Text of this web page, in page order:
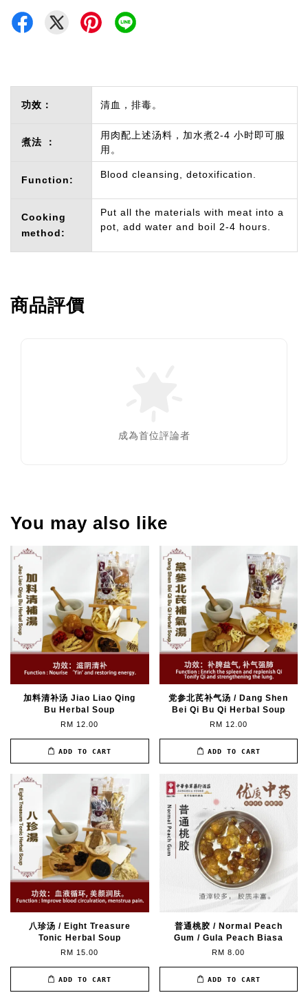
功效： 清血，排毒。
煮法 ：
用肉配上述汤料，加水煮2-4 小时即可服
用。
Function: Blood cleansing, detoxification.
Cooking
method:
Put all the materials with meat into a
pot, add water and boil 2-4 hours.
商品評價
成為首位評論者
You may also like
加料清补汤 Jiao Liao Qing
Bu Herbal Soup
RM 12.00
ADD TO CART
党参北芪补气汤 / Dang Shen
Bei Qi Bu Qi Herbal Soup
RM 12.00
ADD TO CART
八珍汤 / Eight Treasure
Tonic Herbal Soup
RM 15.00
ADD TO CART
普通桃胶 / Normal Peach
Gum / Gula Peach Biasa
RM 8.00
ADD TO CART